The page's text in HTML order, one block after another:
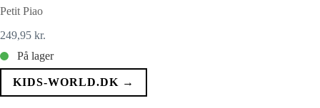
Petit Piao
249,95 kr.
På lager
KIDS-WORLD.DK →